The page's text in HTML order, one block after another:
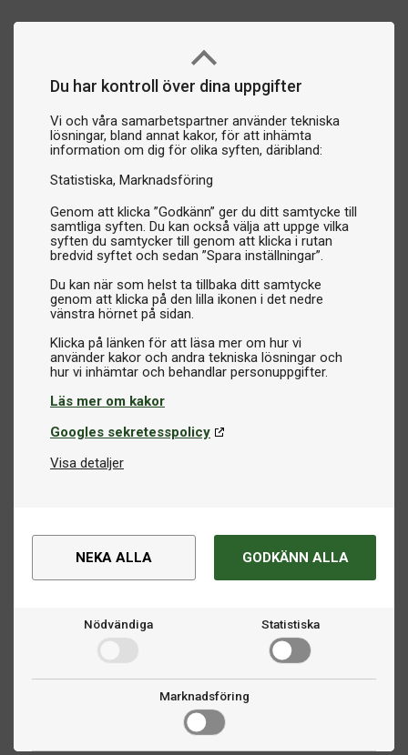
Du har kontroll över dina uppgifter
Vi och våra samarbetspartner använder tekniska
lösningar, bland annat kakor, för att inhämta
information om dig för olika syften, däribland:
Statistiska Marknadsföring
Genom att klicka ”Godkänn” ger du ditt samtycke till
samtliga syften. Du kan också välja att uppge vilka
syften du samtycker till genom att klicka i rutan
bredvid syftet och sedan ”Spara inställningar”.
Du kan när som helst ta tillbaka ditt samtycke
genom att klicka på den lilla ikonen i det nedre
vänstra hörnet på sidan.
Klicka på länken för att läsa mer om hur vi
använder kakor och andra tekniska lösningar och
Läs mer om kakor
Googles sekretesspolicy
Visa detaljer
NEKA ALLA GODKÄNN ALLA
Nödvändiga Statistiska
Marknadsföring